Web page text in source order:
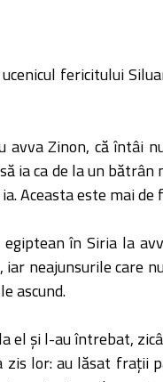
fericitului
avva Zinon, că întâi
ia ca de la un bătrân
Aceasta este mai
în Siria la
neajunsurile care
ascund.
el şi l-au întrebat,
lor: au lăsat fraţii